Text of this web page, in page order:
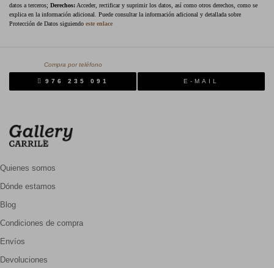
datos a terceros; Derechos: Acceder, rectificar y suprimir los datos, así como otros derechos, como se
explica en la información adicional. Puede consultar la información adicional y detallada sobre
Protección de Datos siguiendo este enlace
Compra por teléfono
976 235 091 E-MAIL
Quienes somos
Dónde estamos
Blog
Condiciones de compra
Envíos
Devoluciones